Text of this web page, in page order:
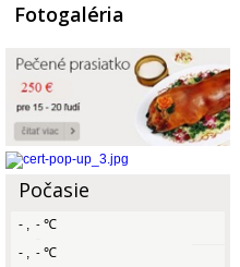
Fotogaléria
Počasie
- , - ℃
- , - ℃